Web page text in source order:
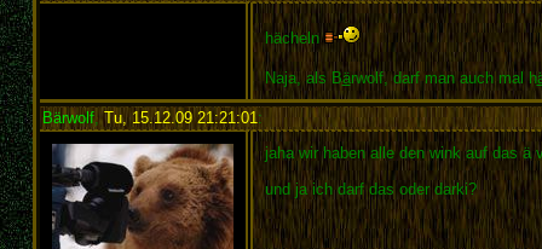
hächeln
Naja, als Bärwolf, darf man auch mal h
Bärwolf, Tu, 15.12.09 21:21:01 :
jaha wir haben alle den wink auf das ä
und ja ich darf das oder darki?